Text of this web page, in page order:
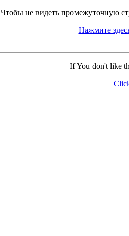
Чтобы не видеть промежуточную
Нажмите
If You don't like